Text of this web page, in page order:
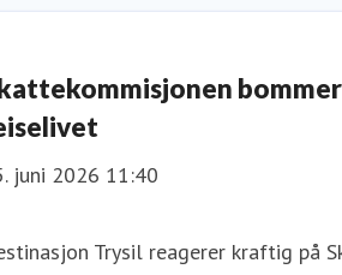
juni 2026 11:40
Trysil reagerer kraftig på